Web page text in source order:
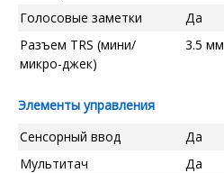
Голосовые заметки
Да
Разъем TRS (мини/
микро-джек)
3.5 мм
Элементы управления
Сенсорный ввод
Да
Мультитач
Да